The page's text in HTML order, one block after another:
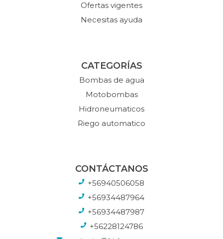
Ofertas vigentes
Necesitas ayuda
CATEGORÍAS
Bombas de agua
Motobombas
Hidroneumaticos
Riego automatico
CONTÁCTANOS
+56940506058
+56934487964
+56934487987
+56228124786